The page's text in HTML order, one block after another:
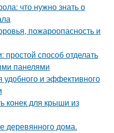
что нужно знать о
пожароопасность и
простой способ отделать
панелями
удобного и эффективного
конек для крыши из
деревянного дома.